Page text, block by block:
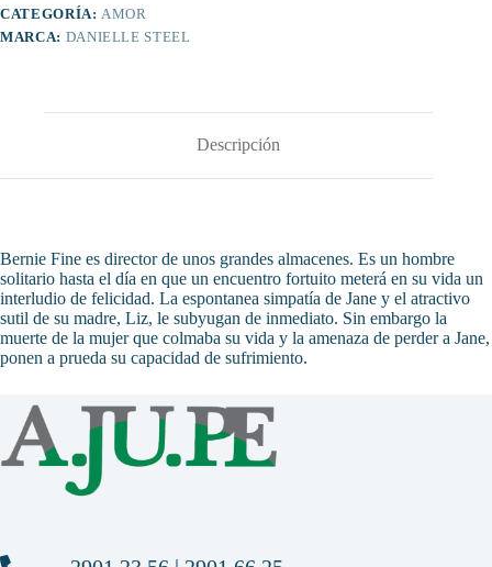
CATEGORÍA: AMOR
MARCA: DANIELLE STEEL
Descripción
Bernie Fine es director de unos grandes almacenes. Es un hombre
solitario hasta el día en que un encuentro fortuito meterá en su vida un
interludio de felicidad. La espontanea simpatía de Jane y el atractivo
sutil de su madre, Liz, le subyugan de inmediato. Sin embargo la
muerte de la mujer que colmaba su vida y la amenaza de perder a Jane,
ponen a prueda su capacidad de sufrimiento.